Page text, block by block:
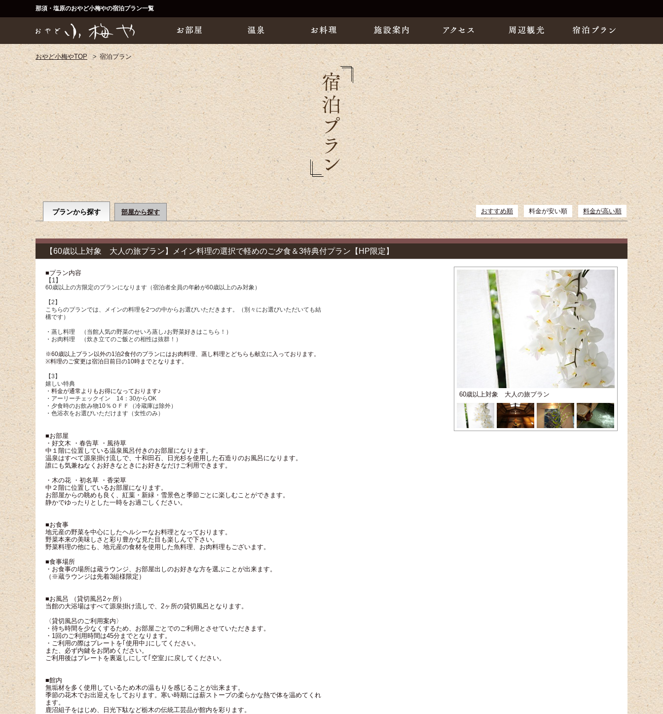
那須・塩原のおやど小梅やの宿泊プラン一覧
おやど小梅やTOP 宿泊プラン
プランから探す 部屋から探す 料金が高い順
料金が安い順
おすすめ順
【60歳以上対象 大人の旅プラン】メイン料理の選択で軽めのご夕食＆3特典付プラン【HP限定】
■プラン内容
【1】
60歳以上の方限定のプランになります（宿泊者全員の年齢が60歳以上のみ対象）
【2】
こちらのプランでは、メインの料理を2つの中からお選びいただきます。（別々にお選びいただいても結
構です）
・蒸し料理 （当館人気の野菜のせいろ蒸し♪お野菜好きはこちら！）
・お肉料理 （炊き立てのご飯との相性は抜群！）
※60歳以上プラン以外の1泊2食付のプランにはお肉料理、蒸し料理とどちらも献立に入っております。
※料理のご変更は宿泊日前日の10時までとなります。
【3】
嬉しい特典
・ 料金が通常よりもお得になっております♪
・アーリーチェックイン 14：30からOK
・夕食時のお飲み物10％ＯＦＦ（冷蔵庫は除外）
・色浴衣をお選びいただけます（女性のみ）
■お部屋
・好文木 ・春告草 ・風待草
中１階に位置している温泉風呂付きのお部屋になります。
温泉はすべて源泉掛け流しで、十和田石、日光杉を使用した石造りのお風呂になります。
誰にも気兼ねなくお好きなときにお好きなだけご利用できます。
・木の花 ・初名草 ・香栄草
中２階に位置しているお部屋になります。
お部屋からの眺めも良く、紅葉・新緑・雪景色と季節ごとに楽しむことができます。
静かでゆったりとした一時をお過ごしください。
■お食事
地元産の野菜を中心にしたヘルシーなお料理となっております。
野菜本来の美味しさと彩り豊かな見た目も楽しんで下さい。
野菜料理の他にも、地元産の食材を使用した魚料理、お肉料理もございます。
■食事場所
・お食事の場所は蔵ラウンジ、お部屋出しのお好きな方を選ぶことが出来ます。
（※蔵ラウンジは先着3組様限定）
■お風呂 （貸切風呂2ヶ所）
当館の大浴場はすべて源泉掛け流しで、2ヶ所の貸切風呂となります。
〈貸切風呂のご利用案内〉
・待ち時間を少なくするため、お部屋ごとでのご利用とさせていただきます。
・1回のご利用時間は45分までとなります。
・ご利用の際はプレートを｢使用中｣にしてください。
また、必ず内鍵をお閉めください。
ご利用後はプレートを裏返しにして｢空室｣に戻してください。
■館内
無垢材を多く使用しているため木の温もりを感じることが出来ます。
季節の花木でお出迎えをしております。寒い時期には薪ストーブの柔らかな熱で体を温めてくれ
ます。
鹿沼組子をはじめ、日光下駄など栃木の伝統工芸品が館内を彩ります。
60歳以上対象 大人の旅プラン